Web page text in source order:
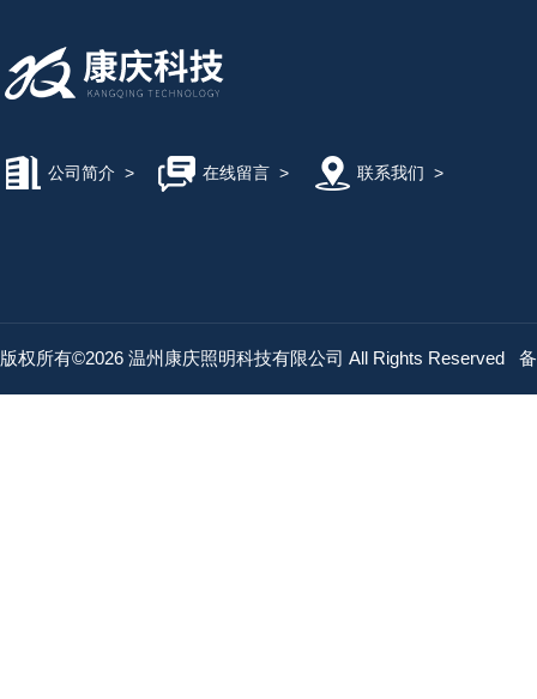
公司简介 > 在线留言> 联系我们 >
版权所有©2026 温州康庆照明科技有限公司 All Rights Reserved